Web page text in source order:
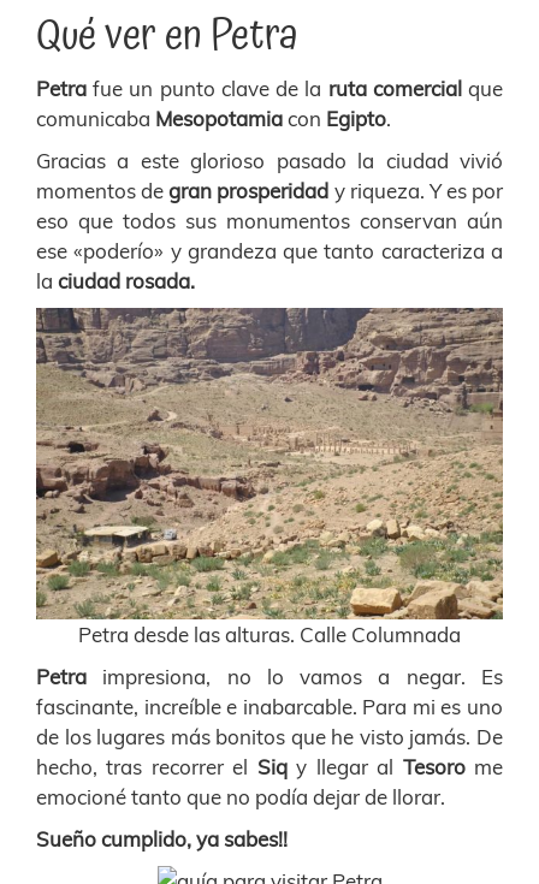
Qué ver en Petra
Petra fue un punto clave de la ruta comercialque
comunicaba Mesopotamiacon Egipto.
Gracias a este glorioso pasado la ciudad vivió
momentos degran prosperidad y riqueza. Y es por
eso que todos sus monumentos conservan aún
ese «poderío» y grandeza que tanto caracteriza a
la ciudad rosada.
Petra desde las alturas. Calle Columnada
Petra impresiona, no lo vamos a negar. Es
fascinante, increíble e inabarcable. Para mi es uno
de los lugares más bonitos que he visto jamás. De
hecho, tras recorrer el Siqy llegar al Tesorome
emocioné tanto que no podía dejar de llorar.
Sueño cumplido, ya sabes!!